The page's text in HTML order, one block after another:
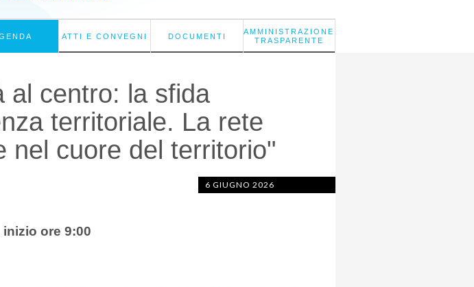
ATTI E CONVEGNI DOCUMENTI
AMMINISTRAZIONE
TRASPARENTE
al centro: la sfida
territoriale. La rete
nel cuore del territorio"
6 GIUGNO 2026
ore 9:00